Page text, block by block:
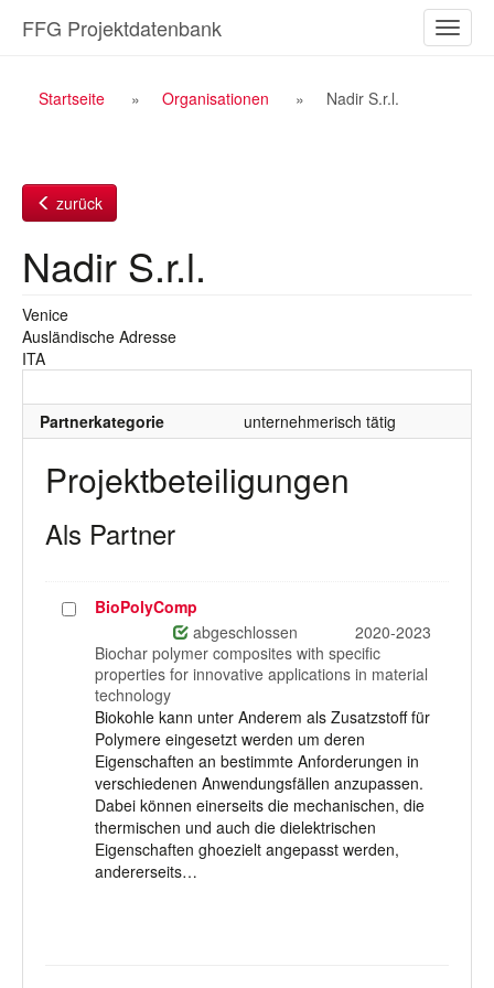
Inhalt
ein-/
FFG Projektdatenbank
Breadcrumb
Startseite Organisationen Nadir S.r.l.
zurück
Nadir S.r.l.
Venice
Ausländische Adresse
ITA
Partnerkategorie unternehmerisch tätig
Projektbeteiligungen
Als Partner
ProjektBioPolyComp
abgeschlossen
2020-2023
Biochar polymer composites with specific
properties for innovative applications in material
technology
Biokohle kann unter Anderem als Zusatzstoff für
Polymere eingesetzt werden um deren
Eigenschaften an bestimmte Anforderungen in
verschiedenen Anwendungsfällen anzupassen.
Dabei können einerseits die mechanischen, die
thermischen und auch die dielektrischen
Eigenschaften ghoezielt angepasst werden,
andererseits…